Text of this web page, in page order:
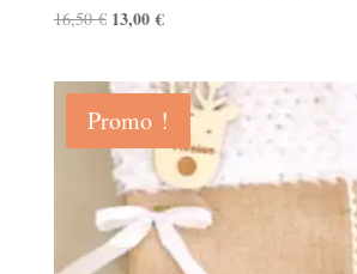
16,50€ Le
était :
16,50 €.
13,00€Le
est :
13,00 €.
Promo !